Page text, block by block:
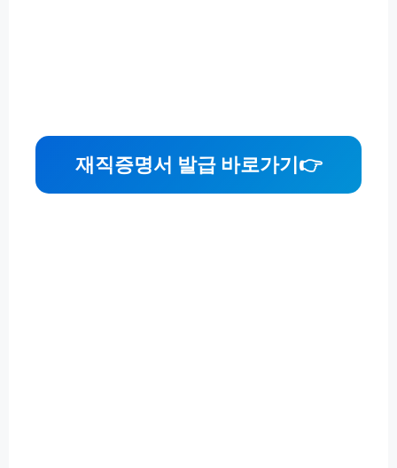
재직증명서 발급 바로가기 👉